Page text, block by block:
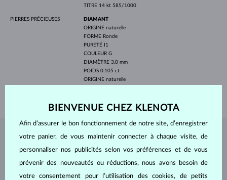
TITRE 14 kt 585/1000
PIERRES PRÉCIEUSES
DIAMANT
ORIGINE naturelle
FORME Ronde
PURETÉ
I1
COULEUR G
DIAMÈTRE 3.0 mm
POIDS 0.105 ct
ORIGINE naturelle
BIJOUX DEL'ATELIER KLENOTA
BIENVENUE CHEZ KLENOTA
Afin d’assurer le bon fonctionnement de notre site, d’enregistrer
votre panier, de vous maintenir connecter à chaque visite, de
personnaliser nos publicités selon vos préférences et de vous
prévenir des nouveautés ou réductions, nous avons besoin de
votre consentement pour l’utilisation des cookies, de petits